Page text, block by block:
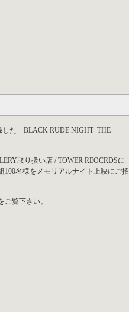
た「BLACK RUDE NIGHT- THE
取り扱い店 / TOWER REOCRDSに
名様をメモリアルナイト上映にご招
覧下さい。